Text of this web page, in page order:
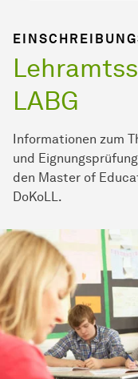
LABG
Informationen zum
und
den Master of
DoKoLL.